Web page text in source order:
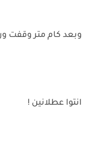
وبعد كام متر وقفت
انتوا عطلانين !